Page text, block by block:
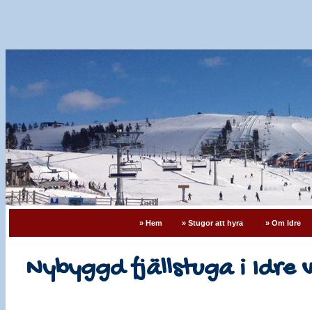
» Hem » Stugor att hyra » Om Idre
Nybyggd fjällstuga i Idre